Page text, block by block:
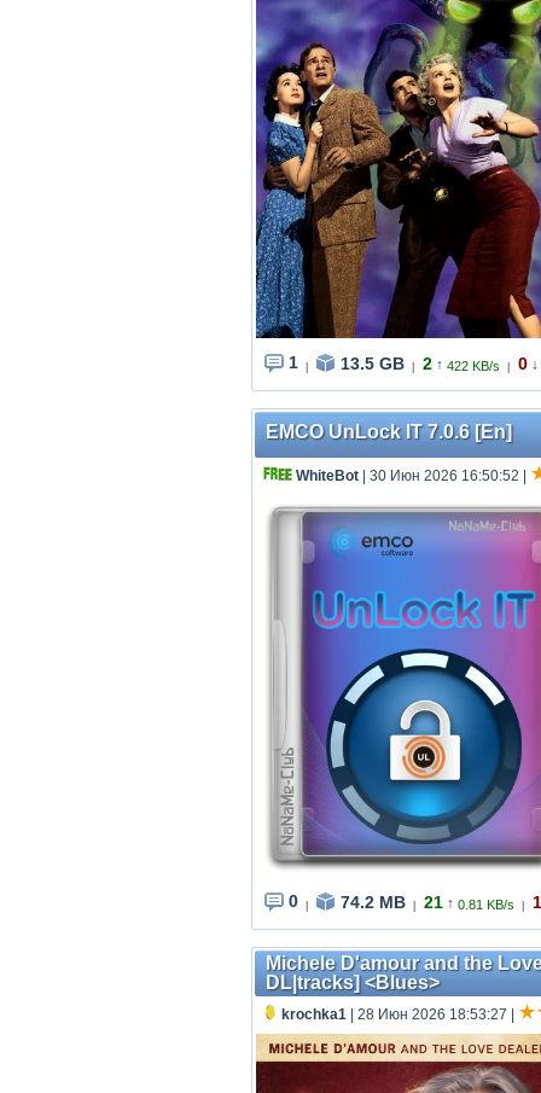
1 13.5 GB 2 ↑ 422 KB/s 0 ↓
EMCO UnLock IT 7.0.6 [En]
WhiteBot | 30 Июн 2026 16:50:52
0 74.2 MB 21 ↑ 0.81 KB/s 1
Michele D'amour and the
DL|tracks] <Blues>
krochka1 | 28 Июн 2026 18:53:27